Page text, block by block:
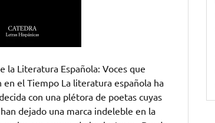
la Literatura Española: Voces que
en el Tiempo La literatura española ha
con una plétora de poetas cuyas
dejado una marca indeleble en la